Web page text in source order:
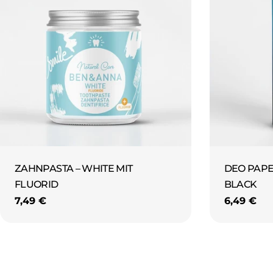
ZAHNPASTA – WHITE MIT
FLUORID
Regulärer
7,49 €
DEO
BLACK
Regulärer
6,49 €